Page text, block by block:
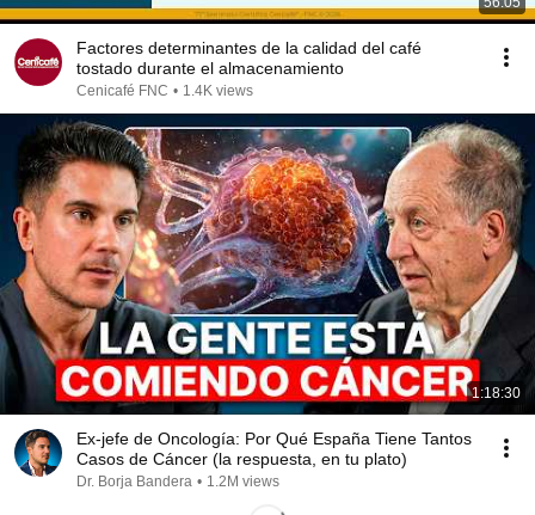
Factores determinantes de la calidad del café
tostado durante el almacenamiento
Cenicafé FNC • 1.4K views
1:18:30
Ex-jefe de Oncología: Por Qué España Tiene Tantos
Casos de Cáncer (la respuesta, en tu plato)
Dr. Borja Bandera • 1.2M views